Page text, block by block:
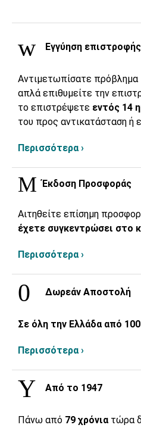
Εγγύηση
Αντιμετωπίσατε πρόβλημα
απλά επιθυμείτε την
το επιστρέψετε εντός 14
του προς αντικατάσταση ή
Περισσότερα ›
Έκδοση Προσφοράς
Αιτηθείτε επίσημη
έχετε συγκεντρώσει στο
Περισσότερα ›
Δωρεάν Αποστολή
Σε όλη την Ελλάδα από
Περισσότερα ›
Από το 1947
Πάνω από 79 χρόνια τώρα